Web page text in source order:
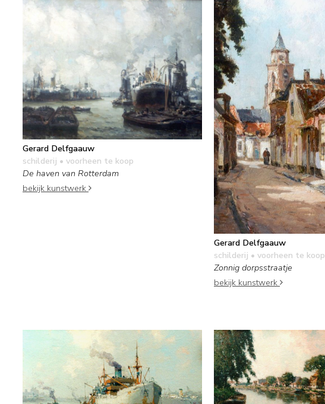
Gerard Delfgaauw
schilderij • voorheen te koop
De haven van Rotterdam
bekijk kunstwerk
Gerard Delfgaauw
schilderij • voorheen te koop
Zonnig dorpsstraatje
bekijk kunstwerk